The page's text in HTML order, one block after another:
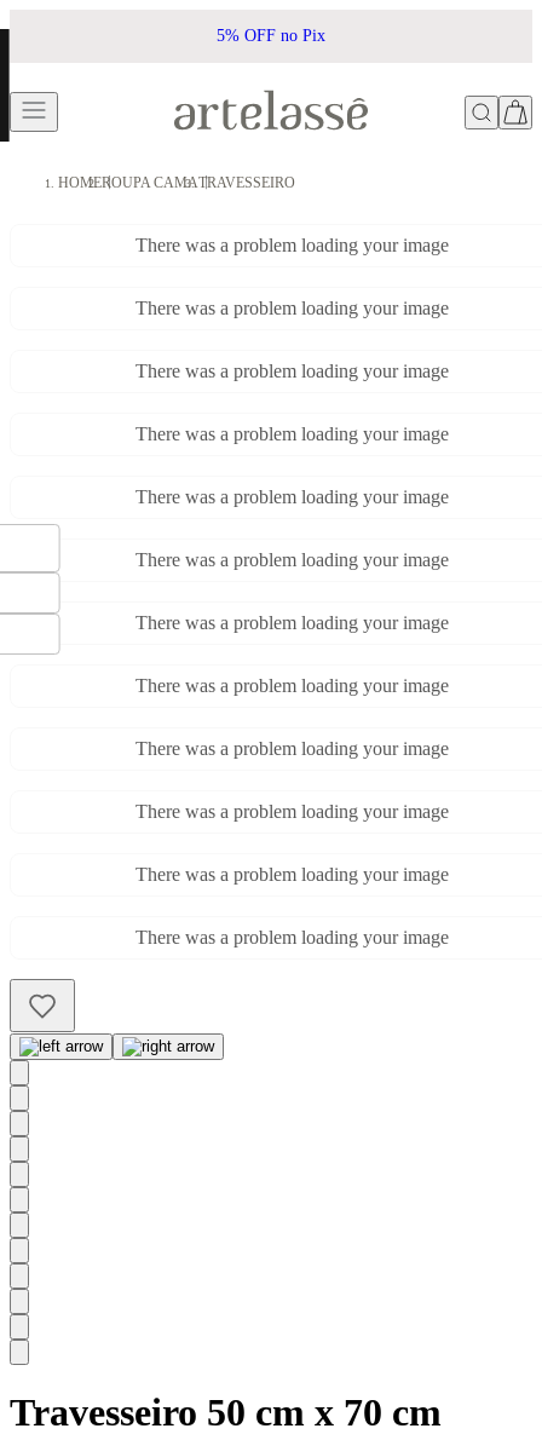
5% OFF no Pix
HOMEROUPA CAMATRAVESSEIRO
There was a problem loading your image
There was a problem loading your image
There was a problem loading your image
There was a problem loading your image
There was a problem loading your image
There was a problem loading your image
There was a problem loading your image
There was a problem loading your image
There was a problem loading your image
There was a problem loading your image
There was a problem loading your image
There was a problem loading your image
Travesseiro 50 cm x 70 cm